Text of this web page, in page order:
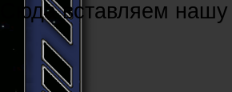
Cюда вставляем